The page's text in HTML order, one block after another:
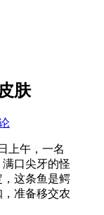
肤
上午，一名
口尖牙的怪
这条鱼是鳄
准备移交农